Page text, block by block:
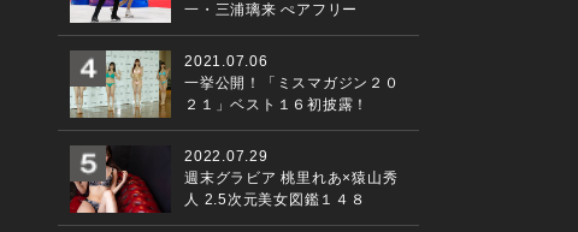
一・三浦璃来 ぺアフリー
2021.07.06
一挙公開！「ミスマガジン２０
２１」ベスト１６初披露！
2022.07.29
週末グラビア 桃里れあ×猿山秀
人 2.5次元美女図鑑１４８